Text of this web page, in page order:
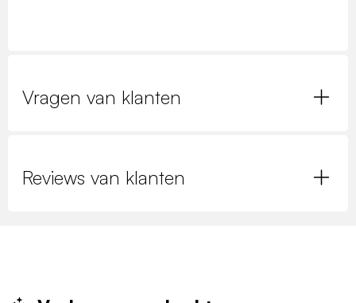
Vragen van klanten
Reviews van klanten